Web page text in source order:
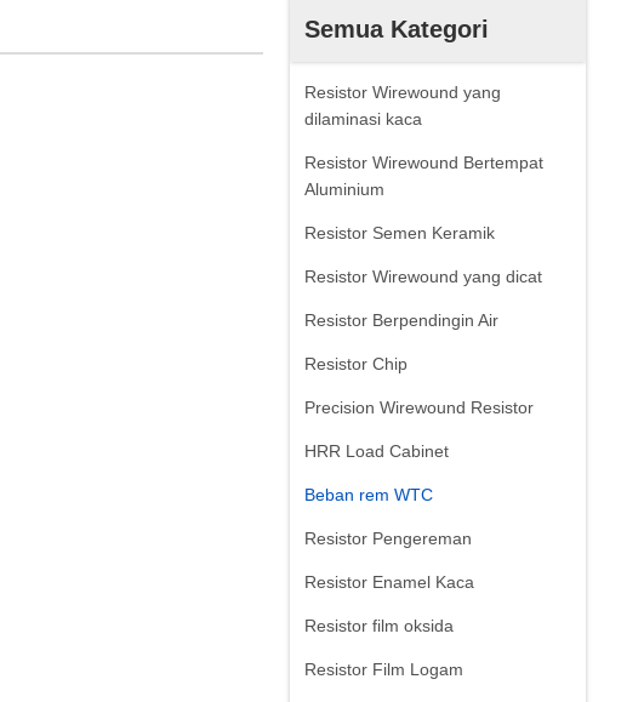
Semua Kategori
Resistor Wirewound yang
dilaminasi kaca
Resistor Wirewound Bertempat
Aluminium
Resistor Semen Keramik
Resistor Wirewound yang dicat
Resistor Berpendingin Air
Resistor Chip
Precision Wirewound Resistor
HRR Load Cabinet
Beban rem WTC
Resistor Pengereman
Resistor Enamel Kaca
Resistor film oksida
Resistor Film Logam